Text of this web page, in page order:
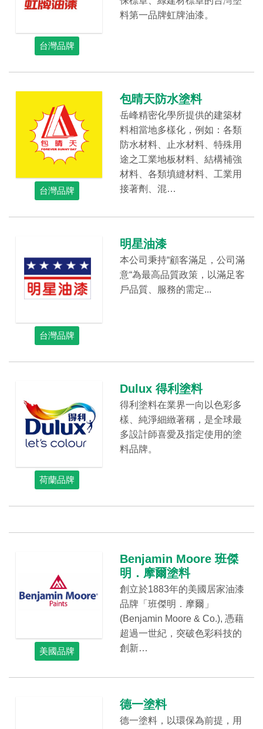
台灣品牌
料第一品牌虹牌油漆。
台灣品牌
包晴天防水塗料
岳峰精密化學所提供的建築材
料相當地多樣化，例如：各類
防水材料、止水材料、特殊用
途之工業地板材料、結構補強
材料、各類填縫材料、工業用
接著劑、混…
台灣品牌
明星油漆
本公司秉持“顧客滿足，公司滿
意“為最高品質政策，以滿足客
戶品質、服務的需定...
荷蘭品牌
Dulux 得利塗料
得利塗料在業界一向以色彩多
樣、純淨細緻著稱，是全球最
多設計師喜愛及指定使用的塗
料品牌。
美國品牌
Benjamin Moore 班傑
明．摩爾塗料
創立於1883年的美國居家油漆
品牌「班傑明．摩爾」
(Benjamin Moore & Co.), 憑藉
超過一世紀，突破色彩科技的
創新…
德一塗料
德一塗料，以環保為前提，用